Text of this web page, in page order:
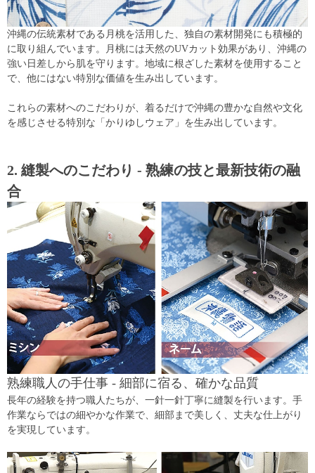
沖縄の伝統素材である月桃を活用した、独自の素材開発にも積極的
に取り組んでいます。月桃には天然のUVカット効果があり、沖縄の
強い日差しから肌を守ります。地域に根ざした素材を使用すること
で、他にはない特別な価値を生み出しています。
これらの素材へのこだわりが、着るだけで沖縄の豊かな自然や文化
を感じさせる特別な「かりゆしウェア」を生み出しています。
2. 縫製へのこだわり - 熟練の技と最新技術の融
合
熟練職人の手仕事 - 細部に宿る、確かな品質
長年の経験を持つ職人たちが、一針一針丁寧に縫製を行います。手
作業ならではの細やかな作業で、細部まで美しく、丈夫な仕上がり
を実現しています。